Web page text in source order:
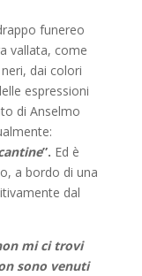
funereo
vallata, come
dai colori
espressioni
di Anselmo
”. Ed è
a bordo di una
dal
mi ci trovi
sono venuti